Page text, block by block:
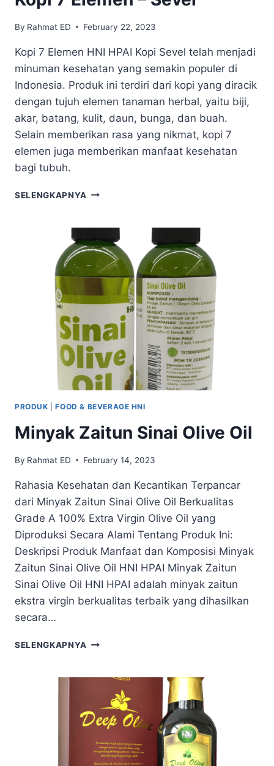
By Rahmat ED February 22, 2023
Kopi 7 Elemen HNI HPAI Kopi Sevel telah menjadi
minuman kesehatan yang semakin populer di
Indonesia. Produk ini terdiri dari kopi yang diracik
dengan tujuh elemen tanaman herbal, yaitu biji,
akar, batang, kulit, daun, bunga, dan buah.
Selain memberikan rasa yang nikmat, kopi 7
elemen juga memberikan manfaat kesehatan
bagi tubuh.
SELENGKAPNYA
PRODUK |FOOD & BEVERAGE HNI
Minyak Zaitun Sinai Olive Oil
By Rahmat ED February 14, 2023
Rahasia Kesehatan dan Kecantikan Terpancar
dari Minyak Zaitun Sinai Olive Oil Berkualitas
Grade A 100% Extra Virgin Olive Oil yang
Diproduksi Secara Alami Tentang Produk Ini:
Deskripsi Produk Manfaat dan Komposisi Minyak
Zaitun Sinai Olive Oil HNI HPAI Minyak Zaitun
Sinai Olive Oil HNI HPAI adalah minyak zaitun
ekstra virgin berkualitas terbaik yang dihasilkan
secara…
SELENGKAPNYA